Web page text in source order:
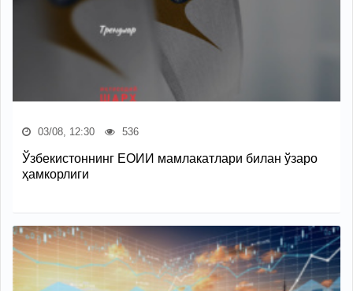
03/08, 12:30 536
Ўзбекистоннинг ЕОИИ мамлакатлари билан ўзаро
ҳамкорлиги